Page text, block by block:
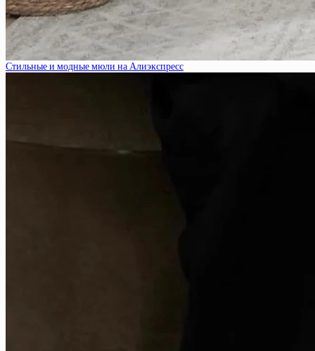
Стильные и модные мюли на Алиэкспресс